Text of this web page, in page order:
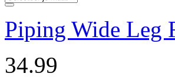
Piping Wide Leg
34.99